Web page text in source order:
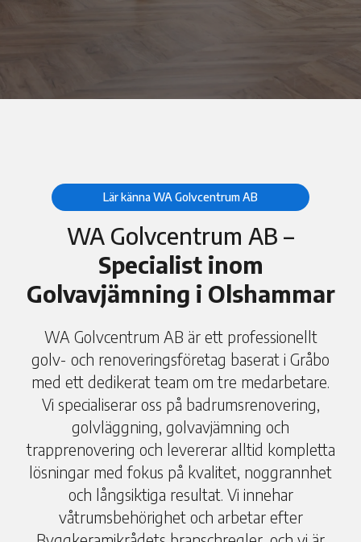
Lär känna WA Golvcentrum AB
WA Golvcentrum AB –
Specialist inom
Golvavjämning i Olshammar
WA Golvcentrum AB är ett professionellt
golv- och renoveringsföretag baserat i Gråbo
med ett dedikerat team om tre medarbetare.
Vi specialiserar oss på badrumsrenovering,
golvläggning, golvavjämning och
trapprenovering och levererar alltid kompletta
lösningar med fokus på kvalitet, noggrannhet
och långsiktiga resultat. Vi innehar
våtrumsbehörighet och arbetar efter